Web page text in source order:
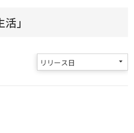
」